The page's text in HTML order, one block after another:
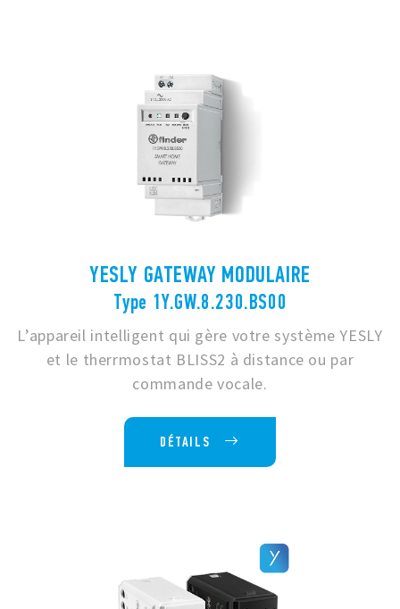
YESLY GATEWAY MODULAIRE
Type 1Y.GW.8.230.BS00
L’appareil intelligent qui gère votre système YESLY
et le therrmostat BLISS2 à distance ou par
commande vocale.
DÉTAILS